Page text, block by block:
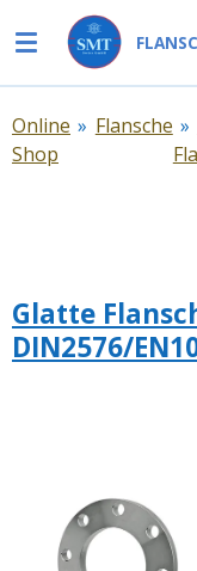
Hauptinhalt
springen
Online
Shop
» Flansche »
Glatte
DIN2576/